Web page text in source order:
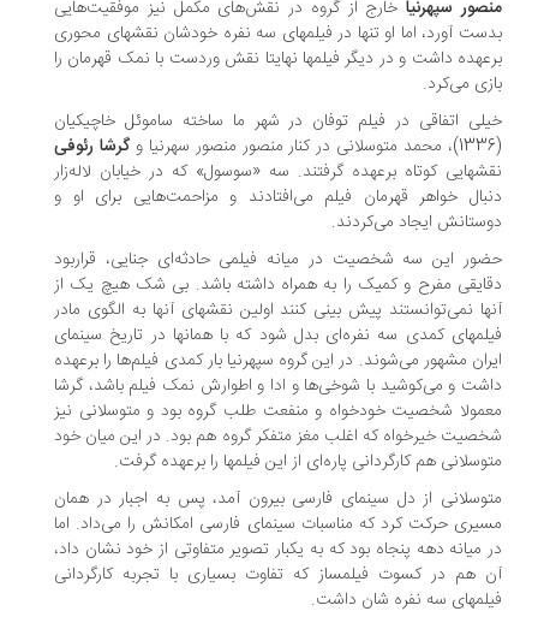
سپهرنیا خارج از گروه در نقش‌های مکمل نیز موفقیت‌هایی
آورد، اما او تنها در فیلمهای سه نفره خودشان نقشهای محوری
داشت و در دیگر فیلمها نهایتا نقش وردست با نمک قهرمان را
می‌کرد.
اتفاقی در فیلم توفان در شهر ما ساخته ساموئل خاچیکیان
گرشا رئوفی
کوتاه برعهده گرفتند. سه «سوسول» که در خیابان لاله‌زار
خواهر قهرمان فیلم می‌افتادند و مزاحمت‌هایی برای او و
ایجاد می‌کردند.
این سه شخصیت در میانه فیلمی حادثه‌ای جنایی، قراربود
مفرح و کمیک را به همراه داشته باشد. بی شک هیچ یک از
نمی‌توانستند پیش بینی کنند اولین نقشهای آنها به الگوی مادر
کمدی سه نفره‌ای بدل شود که با همانها در تاریخ سینمای
مشهور می‌شوند. در این گروه سپهرنیا بار کمدی فیلم‌ها را برعهده
و می‌کوشید با شوخی‌ها و ادا و اطوارش نمک فیلم باشد، گرشا
شخصیت خودخواه و منفعت طلب گروه بود و متوسلانی نیز
خیرخواه که اغلب مغز متفکر گروه هم بود. در این میان خود
هم کارگردانی پاره‌ای از این فیلمها را برعهده گرفت.
از دل سینمای فارسی بیرون آمد، پس به اجبار در همان
حرکت کرد که مناسبات سینمای فارسی امکانش را می‌داد. اما
میانه دهه پنجاه بود که به یکبار تصویر متفاوتی از خود نشان داد،
هم در کسوت فیلمساز که تفاوت بسیاری با تجربه کارگردانی
سه نفره شان داشت.